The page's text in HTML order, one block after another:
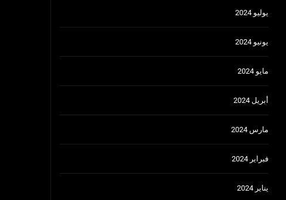
يوليو 2024
يونيو 2024
مايو 2024
أبريل 2024
مارس 2024
فبراير 2024
يناير 2024